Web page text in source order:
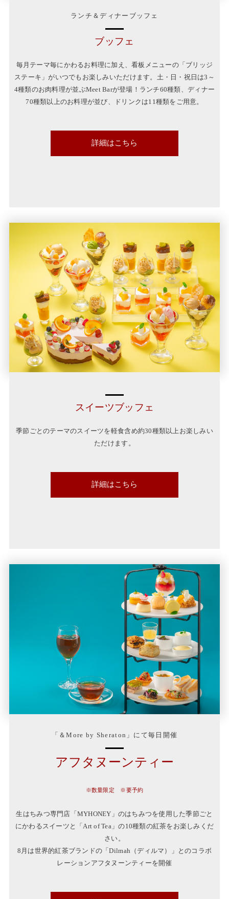
ランチ＆ディナーブッフェ
ブッフェ
毎月テーマ毎にかわるお料理に加え、看板メニューの「ブリッジ
ステーキ」がいつでもお楽しみいただけます。土・日・祝日は3～
4種類のお肉料理が並ぶMeet Barが登場！ランチ60種類、ディナー
70種類以上のお料理が並び、ドリンクは11種類をご用意。
詳細はこちら
スイーツブッフェ
季節ごとのテーマのスイーツを軽食含め約30種類以上お楽しみい
ただけます。
詳細はこちら
「＆More by Sheraton」にて毎日開催
アフタヌーンティー
※数量限定 ※要予約
生はちみつ専門店「MYHONEY」のはちみつを使用した季節ごと
にかわるスイーツと「Art of Tea」の10種類の紅茶をお楽しみくだ
さい。
8月は世界的紅茶ブランドの「Dilmah（ディルマ）」とのコラボ
レーションアフタヌーンティーを開催